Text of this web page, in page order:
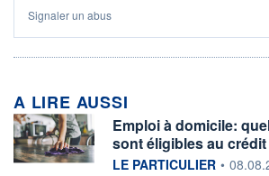
Signaler un abus
A LIRE AUSSI
Emploi à domicile:
sont éligibles au
information fournie par
LE PARTICULIER •